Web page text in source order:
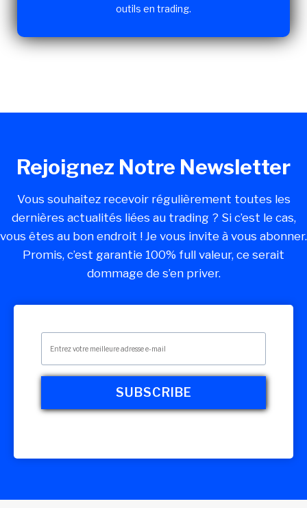
outils en trading.
Rejoignez Notre Newsletter
Vous souhaitez recevoir régulièrement toutes les
dernières actualités liées au trading ? Si c’est le cas,
vous êtes au bon endroit ! Je vous invite à vous abonner.
Promis, c’est garantie 100% full valeur, ce serait
dommage de s’en priver.
SUBSCRIBE